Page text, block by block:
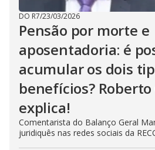
DO R7/23/03/2026
Pensão por morte e
aposentadoria: é
acumular os dois
benefícios?
explica!
Comentarista do Balanço Geral
juridiquês nas redes sociais da